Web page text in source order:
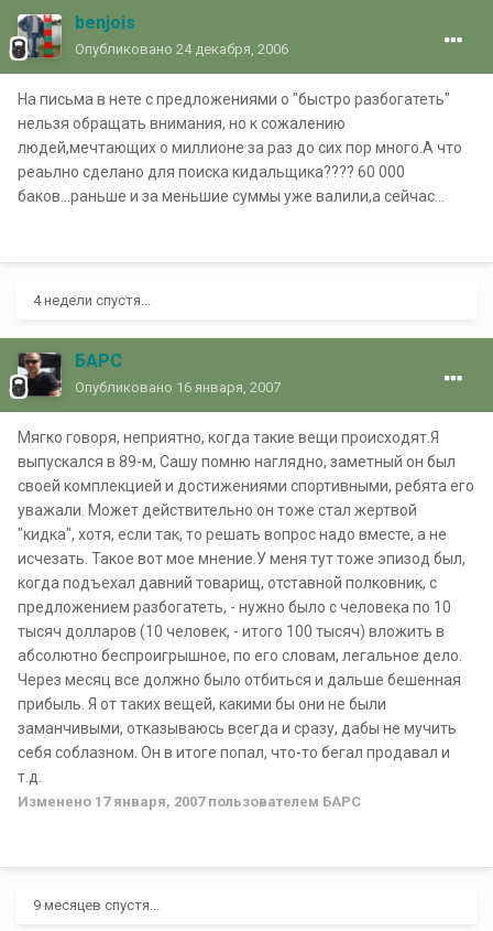
benjois
Опубликовано 24 декабря, 2006
На письма в нете с предложениями о "быстро разбогатеть"
нельзя обращать внимания, но к сожалению
людей,мечтающих о миллионе за раз до сих пор много.А что
реаьлно сделано для поиска кидальщика???? 60 000
баков...раньше и за меньшие суммы уже валили,а сейчас...
4 недели спустя...
БАРС
Опубликовано 16 января, 2007
Мягко говоря, неприятно, когда такие вещи происходят.Я
выпускался в 89-м, Сашу помню наглядно, заметный он был
своей комплекцией и достижениями спортивными, ребята его
уважали. Может действительно он тоже стал жертвой
"кидка", хотя, если так, то решать вопрос надо вместе, а не
исчезать. Такое вот мое мнение.У меня тут тоже эпизод был,
когда подъехал давний товарищ, отставной полковник, с
предложением разбогатеть, - нужно было с человека по 10
тысяч долларов (10 человек, - итого 100 тысяч) вложить в
абсолютно беспроигрышное, по его словам, легальное дело.
Через месяц все должно было отбиться и дальше бешенная
прибыль. Я от таких вещей, какими бы они не были
заманчивыми, отказываюсь всегда и сразу, дабы не мучить
себя соблазном. Он в итоге попал, что-то бегал продавал и
т.д.
Изменено 17 января, 2007пользователем БАРС
9 месяцев спустя...